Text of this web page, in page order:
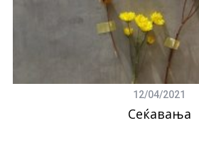
12/04/2021
Сеќавања